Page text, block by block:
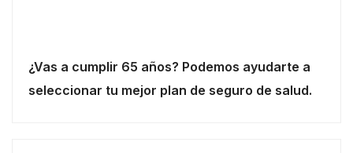
¿Vas a cumplir 65 años? Podemos ayudarte a
seleccionar tu mejor plan de seguro de salud.